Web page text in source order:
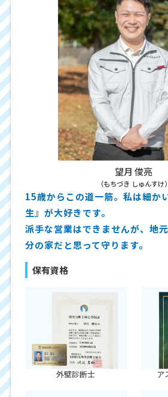
望月 俊亮
（もちづき しゅんすけ）
15歳からこの道一筋。私は細か
生』が大好きです。
派手な営業はできませんが、地
分の家だと思って守ります。
保有資格
外壁診断士
ア